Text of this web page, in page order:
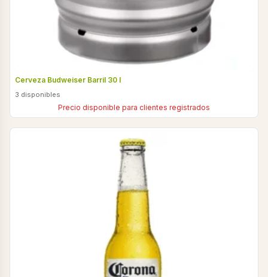
Cerveza Budweiser Barril 30 l
3 disponibles
Precio disponible para clientes registrados